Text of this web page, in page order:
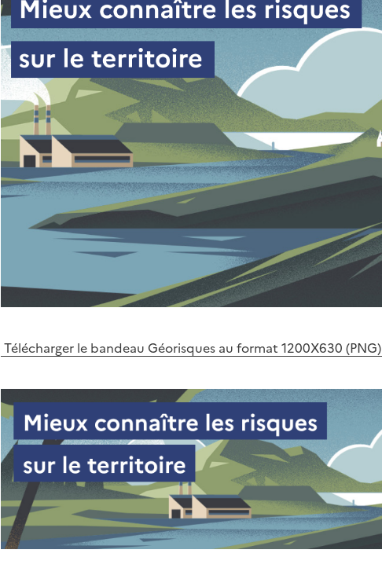
Télécharger le bandeau Géorisques au format 1200X630 (PNG)